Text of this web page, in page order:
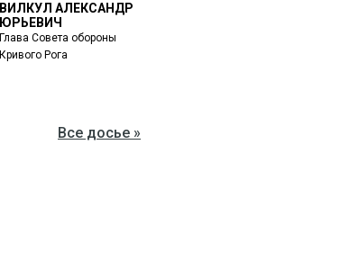
ВИЛКУЛ АЛЕКСАНДР
ЮРЬЕВИЧ
Глава Совета обороны
Кривого Рога
Все досье »